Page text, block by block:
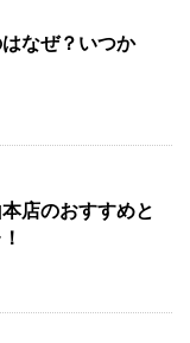
なぜ？いつか
店のおすすめと